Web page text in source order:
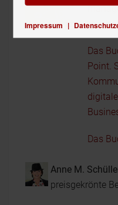
Das
Point.
Das
Anne M.
preisgekrönte
Impressum |